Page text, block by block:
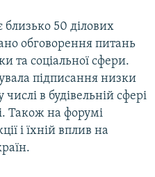
50 ділових
обговорення питань
та соціальної сфери.
підписання низки
в будівельній сфері
Також на форумі
і їхній вплив на